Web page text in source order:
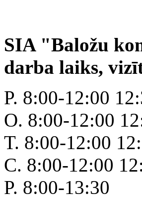
SIA "Baložu
darba laiks,
P. 8:00-12:00
O. 8:00-12:00
T. 8:00-12:00
C. 8:00-12:00
P. 8:00-13:30